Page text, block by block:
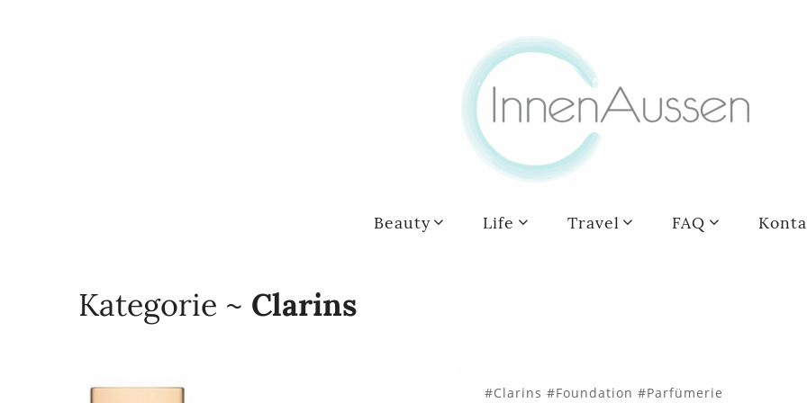
Beauty Life Travel FAQ
Kategorie ~ Clarins
Clarins Foundation Parfümerie